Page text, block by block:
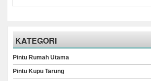
KATEGORI
Pintu Rumah Utama
Pintu Kupu Tarung